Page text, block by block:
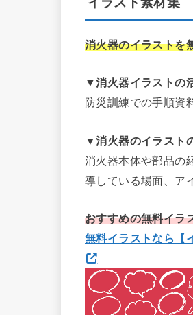
消火器のイラストを
▼消火器イラストの
防災訓練での手順資
▼消火器のイラスト
消火器本体や部品の
導している場面、ア
おすすめの無料イラ
無料イラストなら【